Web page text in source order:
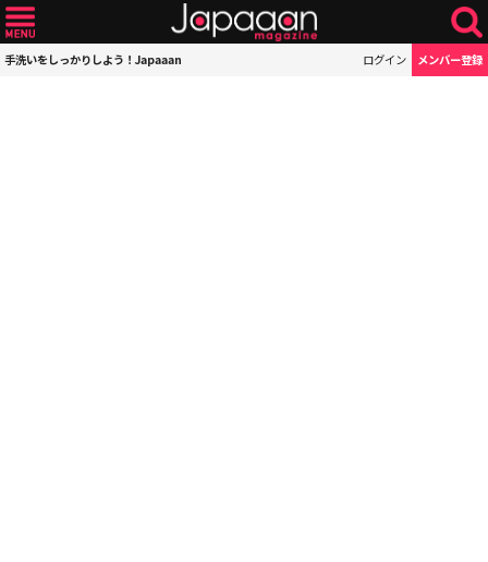
手洗いをしっかりしよう！Japaaan ログイン メンバー登録